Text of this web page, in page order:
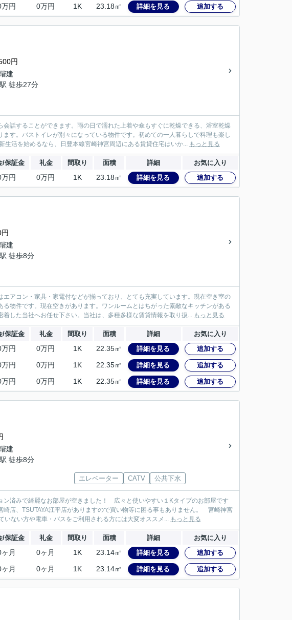
万円 0万円 1K 23.18㎡ 詳細を見る 追加する
円
建
駅 徒歩27分
話することができます。雨の日で濡れた上着や傘もすぐに乾燥できる、浴室乾燥
す。バストイレが別々になっている物件です。初めての一人暮らしで料理も楽し
活を始めるなら、日豊本線宮崎神宮周辺にある賃貸住宅はいか... もっと見る
/保証金 礼金 間取り 面積 詳細 お気に入り
万円 0万円 1K 23.18㎡ 詳細を見る 追加する
建
駅 徒歩8分
アコン・家具・家電付などが揃っており、とても充実しています。現在空き室の
物件です。現在空きがあります。ワンルームとはちがった素敵なキッチンがある
した当社へお任せ下さい。当社は、多種多様な賃貸情報を取り扱... もっと見る
/保証金 礼金 間取り 面積 詳細 お気に入り
万円 0万円 1K 22.35㎡ 詳細を見る 追加する
万円 0万円 1K 22.35㎡ 詳細を見る 追加する
万円 0万円 1K 22.35㎡ 詳細を見る 追加する
建
駅 徒歩8分
エレベーター CATV 公共下水
済みで綺麗なお部屋が空きました！ 広々と使いやすい１Kタイプのお部屋です
店、TSUTAYA江平店がありますので買い物等に困る事もありません。 宮崎神宮
ない方や電車・バスをご利用される方には大変オススメ... もっと見る
/保証金 礼金 間取り 面積 詳細 お気に入り
月 0ヶ月 1K 23.14㎡ 詳細を見る 追加する
月 0ヶ月 1K 23.14㎡ 詳細を見る 追加する